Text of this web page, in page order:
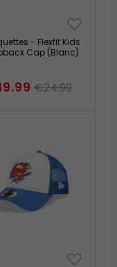
- Flexfit Kids
Cap (Blanc)
€24.99